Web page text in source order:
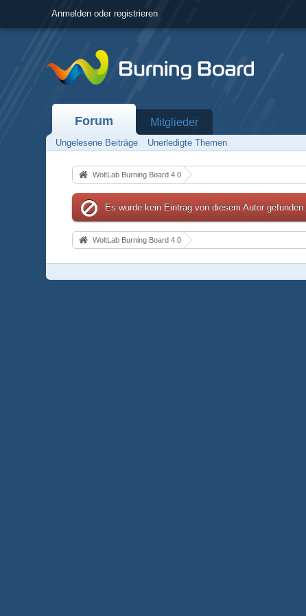
Anmelden oder registrieren
Forum Mitglieder
Ungelesene Beiträge Unerledigte Themen
WoltLab Burning Board 4.0
Es wurde kein Eintrag von diesem Autor gefunden.
WoltLab Burning Board 4.0